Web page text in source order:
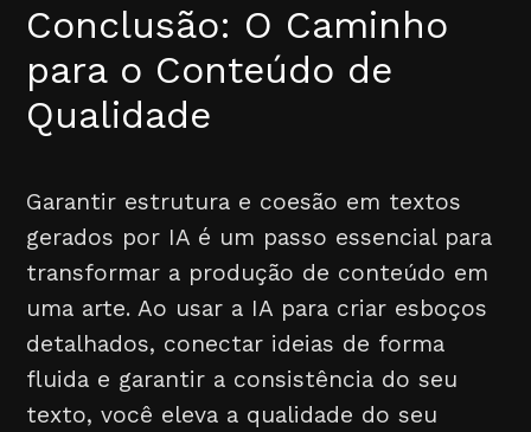
Conclusão: O Caminho
para o Conteúdo de
Qualidade
Garantir estrutura e coesão em textos
gerados por IA é um passo essencial para
transformar a produção de conteúdo em
uma arte. Ao usar a IA para criar esboços
detalhados, conectar ideias de forma
fluida e garantir a consistência do seu
texto, você eleva a qualidade do seu